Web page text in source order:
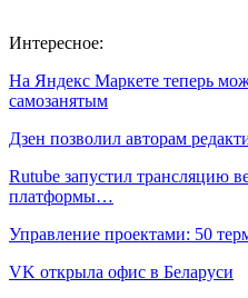
Интересное:
На Яндекс Маркете теперь
самозанятым
Дзен позволил авторам
Rutube запустил трансляцию
платформы…
Управление проектами: 50
VK открыла офис в Беларуси